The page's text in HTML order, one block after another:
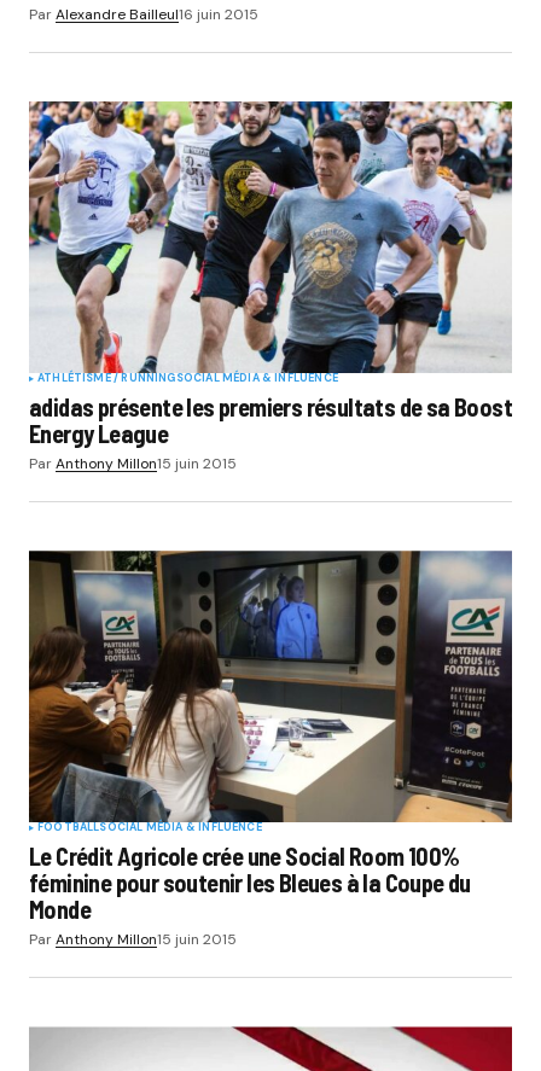
ParAlexandre Bailleul16 juin 2015
ATHLÉTISME / RUNNINGSOCIAL MÉDIA & INFLUENCE
adidas présente les premiers résultats de sa Boost
Energy League
ParAnthony Millon15 juin 2015
FOOTBALLSOCIAL MÉDIA & INFLUENCE
Le Crédit Agricole crée une Social Room 100%
féminine pour soutenir les Bleues à la Coupe du
Monde
ParAnthony Millon15 juin 2015